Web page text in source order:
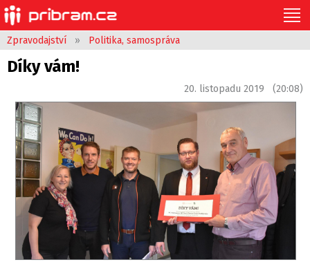
Zpravodajství » Politika, samospráva
Díky vám!
20. listopadu 2019 (20:08)